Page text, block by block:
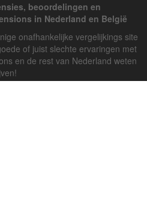
beoordelingen en
in Nederland en België
onafhankelijke vergelijkings site
of juist slechte ervaringen met
en de rest van Nederland weten